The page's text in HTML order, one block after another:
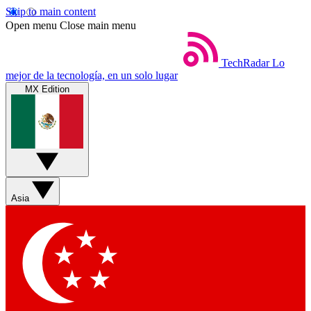
Skip to main content
Open menu Close main menu
TechRadar Lo
mejor de la tecnología, en un solo lugar
MX Edition
Asia